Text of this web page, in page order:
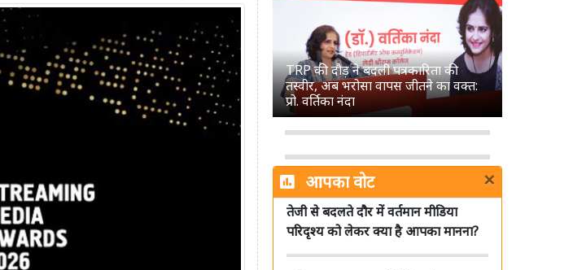
TRP की दौड़ ने बदली पत्रकारिता की
तस्वीर, अब भरोसा वापस जीतने का वक्त:
प्रो. वर्तिका नंदा
मीडिया की निष्पक्षता पर बहस नई नहीं, हर
दौर में उठे विश्वसनीयता के सवाल: वाशिंद्र
मिश्र
आपका वोट ×
तेजी से बदलते दौर में वर्तमान मीडिया
परिदृश्य को लेकर क्या है आपका मानना?